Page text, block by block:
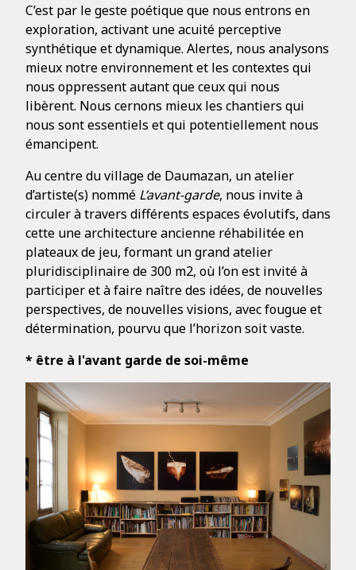
C’est par le geste poétique que nous entrons en
exploration, activant une acuité perceptive
synthétique et dynamique. Alertes, nous analysons
mieux notre environnement et les contextes qui
nous oppressent autant que ceux qui nous
libèrent. Nous cernons mieux les chantiers qui
nous sont essentiels et qui potentiellement nous
émancipent.
Au centre du village de Daumazan, un atelier
d’artiste(s) nommé L’avant-garde, nous invite à
circuler à travers différents espaces évolutifs, dans
cette une architecture ancienne réhabilitée en
plateaux de jeu, formant un grand atelier
pluridisciplinaire de 300 m2, où l’on est invité à
participer et à faire naître des idées, de nouvelles
perspectives, de nouvelles visions, avec fougue et
détermination, pourvu que l’horizon soit vaste.
* être à l'avant garde de soi-même